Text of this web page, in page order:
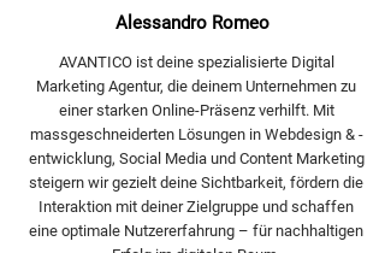
Alessandro Romeo
AVANTICO ist deine spezialisierte Digital
Marketing Agentur, die deinem Unternehmen zu
einer starken Online-Präsenz verhilft. Mit
massgeschneiderten Lösungen in Webdesign & -
entwicklung, Social Media und Content Marketing
steigern wir gezielt deine Sichtbarkeit, fördern die
Interaktion mit deiner Zielgruppe und schaffen
eine optimale Nutzererfahrung – für nachhaltigen